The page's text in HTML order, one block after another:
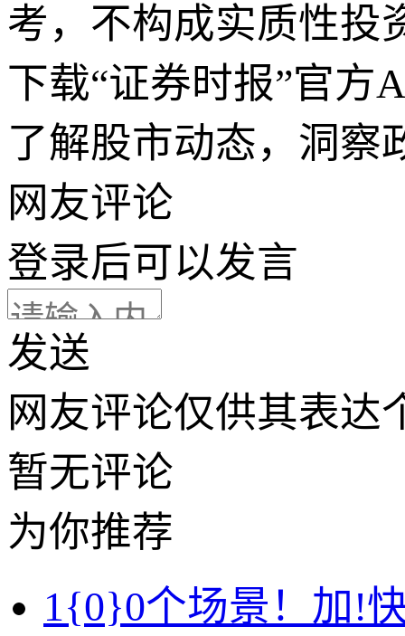
考，不构成实质性投
下载“证券时报”官方
了解股市动态，洞察
网友评论
登录后可以发言
发送
网友评论仅供其表达
暂无评论
为你推荐
1{0}0个场景！加!